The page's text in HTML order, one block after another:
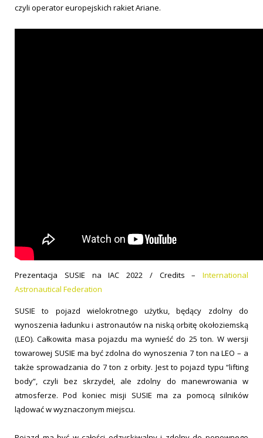
czyli operator europejskich rakiet Ariane.
Prezentacja SUSIE na IAC 2022 / Credits – International
Astronautical Federation
SUSIE to pojazd wielokrotnego użytku, będący zdolny do
wynoszenia ładunku i astronautów na niską orbitę okołoziemską
(LEO). Całkowita masa pojazdu ma wynieść do 25 ton. W wersji
towarowej SUSIE ma być zdolna do wynoszenia 7 ton na LEO – a
także sprowadzania do 7 ton z orbity. Jest to pojazd typu “lifting
body”, czyli bez skrzydeł, ale zdolny do manewrowania w
atmosferze. Pod koniec misji SUSIE ma za pomocą silników
lądować w wyznaczonym miejscu.